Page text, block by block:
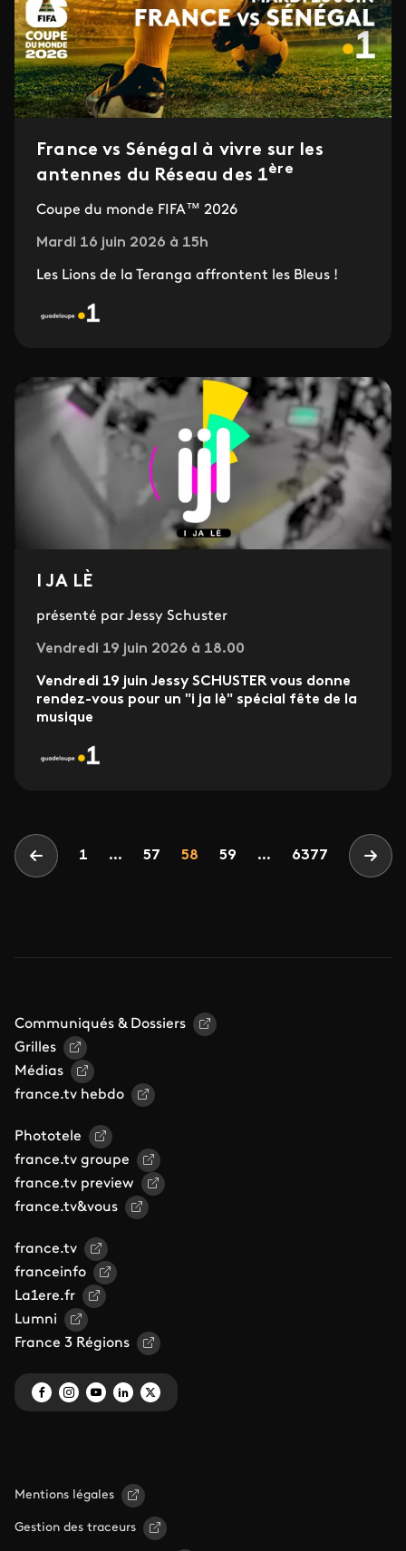
France vs Sénégal à vivre sur les
antennes du Réseau des 1ère
Coupe du monde FIFA™ 2026
Mardi 16 juin 2026 à 15h
Les Lions de la Teranga affrontent les Bleus !
I JA LÈ
présenté par Jessy Schuster
Vendredi 19 juin 2026 à 18.00
Vendredi 19 juin Jessy SCHUSTER vous donne
rendez-vous pour un "i ja lè" spécial fête de la
musique
Pagination
Page précédente
1 ... Page
57 Page
58 Page
59 ... 6377
Communiqués & Dossiers
Grilles
Médias
france.tv hebdo
Phototele
france.tv groupe
france.tv preview
france.tv&vous
france.tv
franceinfo
La1ere.fr
Lumni
France 3 Régions
Mentions légales
Gestion des traceurs